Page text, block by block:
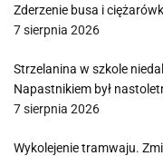
Zderzenie busa i
7 sierpnia 2026
Strzelanina w szkole
Napastnikiem był
7 sierpnia 2026
Wykolejenie tramwaju.